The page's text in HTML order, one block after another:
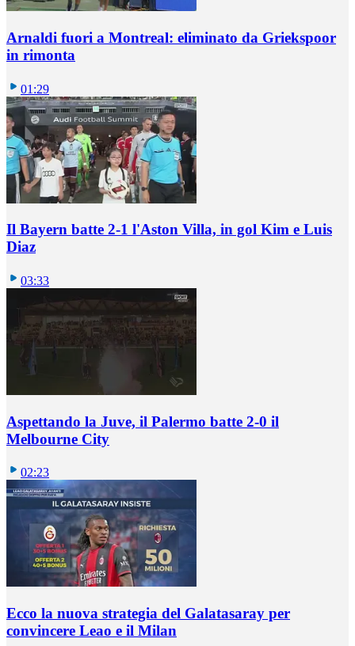
Arnaldi fuori a Montreal: eliminato da Griekspoor
in rimonta
01:29
Il Bayern batte 2-1 l'Aston Villa, in gol Kim e Luis
Diaz
03:33
Aspettando la Juve, il Palermo batte 2-0 il
Melbourne City
02:23
Ecco la nuova strategia del Galatasaray per
convincere Leao e il Milan